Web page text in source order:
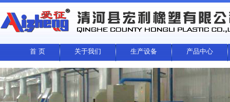
首 页 关于我们 生产设备 产品中心